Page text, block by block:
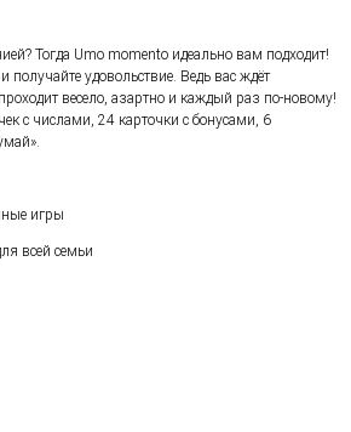
Тогда Umo momento идеально вам подходит!
получайте удовольствие. Ведь вас ждёт
весело, азартно и каждый раз по-новому!
с числами, 24 карточки с бонусами, 6
игры
всей семьи